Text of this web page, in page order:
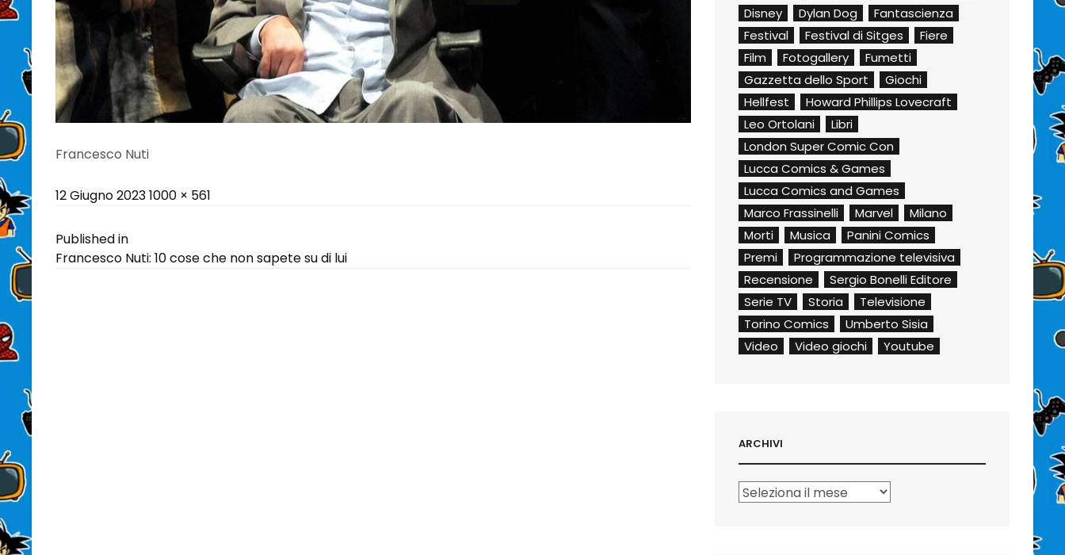
Francesco Nuti
Posted
12 Giugno 2023Full
1000 × 561
Navigazione
Published in
Francesco Nuti: 10 cose che non sapete su di lui
Disney
Dylan Dog
Fantascienza
Festival
Festival di Sitges
Fiere
Film
Fotogallery
Fumetti
Gazzetta dello Sport
Giochi
Hellfest
Howard Phillips Lovecraft
Leo Ortolani
Libri
London Super Comic Con
Lucca Comics & Games
Lucca Comics and Games
Marco Frassinelli
Marvel
Milano
Morti
Musica
Panini Comics
Premi
Programmazione televisiva
Recensione
Sergio Bonelli Editore
Serie TV
Storia
Televisione
Torino Comics
Umberto Sisia
Video
Video giochi Youtube
ARCHIVI
Archivi